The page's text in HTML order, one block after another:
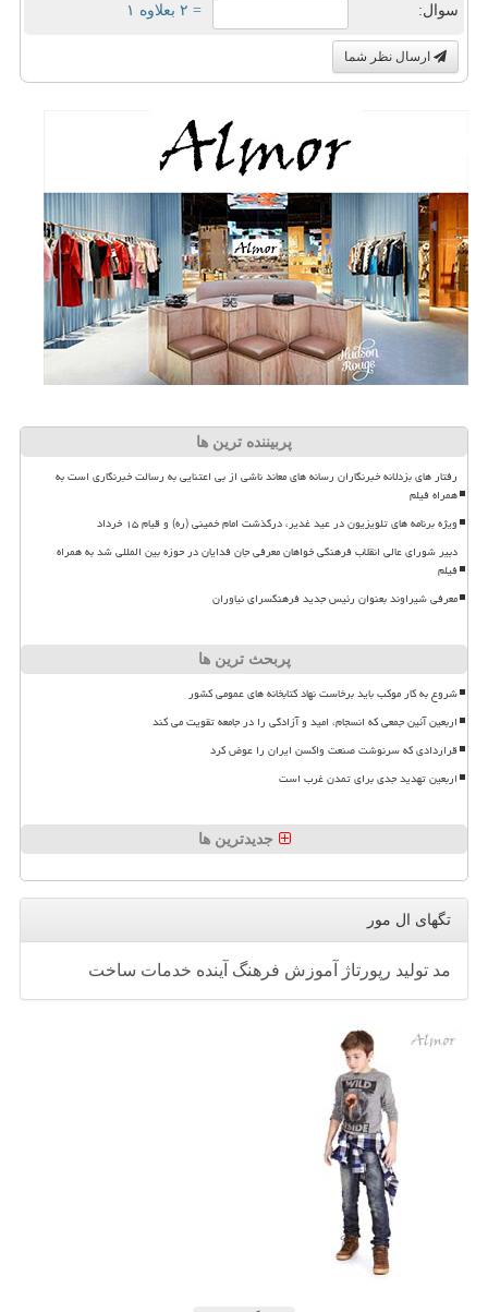
سوال: = ۲ بعلاوه ۱
ارسال نظر شما
پربیننده ترین ها
رفتار های بزدلانه خبرنگاران رسانه های معاند ناشی از بی اعتنایی به رسالت خبرنگاری است به
همراه فیلم
ویژه برنامه های تلویزیون در عید غدیر، درگذشت امام خمینی (ره) و قیام ۱۵ خرداد
دبیر شورای عالی انقلاب فرهنگی خواهان معرفی جان فدایان در حوزه بین المللی شد به همراه
فیلم
معرفی شیراوند بعنوان رئیس جدید فرهنگسرای نیاوران
پربحث ترین ها
شروع به کار موکب باید برخاست نهاد کتابخانه های عمومی کشور
اربعین آئین جمعی که انسجام، امید و آزادگی را در جامعه تقویت می کند
قراردادی که سرنوشت صنعت واکسن ایران را عوض کرد
اربعین تهدید جدی برای تمدن غرب است
جدیدترین ها
تگهای ال مور
مد تولید رپورتاژ آموزش فرهنگ آینده خدمات ساخت